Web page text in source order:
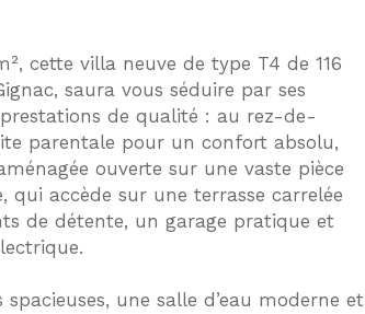
cette villa neuve de type T4 de 116
saura vous séduire par ses
de qualité : au rez-de-
parentale pour un confort absolu,
ouverte sur une vaste pièce
qui accède sur une terrasse carrelée
de détente, un garage pratique et
une salle d’eau moderne et